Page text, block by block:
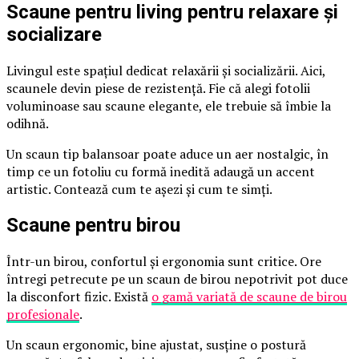
Scaune pentru living pentru relaxare și
socializare
Livingul este spațiul dedicat relaxării și socializării. Aici,
scaunele devin piese de rezistență. Fie că alegi fotolii
voluminoase sau scaune elegante, ele trebuie să îmbie la
odihnă.
Un scaun tip balansoar poate aduce un aer nostalgic, în
timp ce un fotoliu cu formă inedită adaugă un accent
artistic. Contează cum te așezi și cum te simți.
Scaune pentru birou
Într-un birou, confortul și ergonomia sunt critice. Ore
întregi petrecute pe un scaun de birou nepotrivit pot duce
la disconfort fizic. Există o gamă variată de scaune de birou
profesionale.
Un scaun ergonomic, bine ajustat, susține o postură